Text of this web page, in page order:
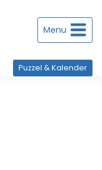
Menu
Puzzel & Kalender